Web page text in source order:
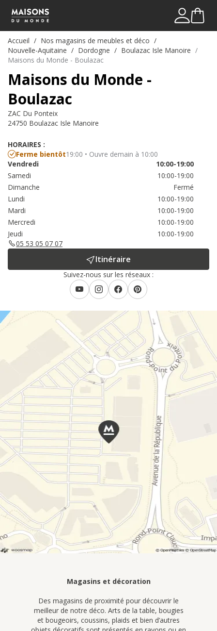
Mon
Me
Accueil
Nos magasins de meubles et déco
Nouvelle-Aquitaine
Dordogne
Boulazac Isle Manoire
Maisons du Monde - Boulazac
Maisons du Monde -
Boulazac
ZAC Du Ponteix
24750 Boulazac Isle Manoire
HORAIRES :
Ferme bientôt19:00 • Ouvre demain à 10:00
Vendredi
10:00-19:00
Samedi
10:00-19:00
Dimanche
Fermé
Lundi
10:00-19:00
Mardi
10:00-19:00
Mercredi
10:00-19:00
Jeudi
10:00-19:00
05 53 05 07 07
Itinéraire
Suivez-nous sur les réseaux :
Magasins et décoration
Des magasins de proximité pour découvrir le
meilleur de notre déco. Arts de la table, bougies
et bougeoirs, coussins, plaids et bien d’autres